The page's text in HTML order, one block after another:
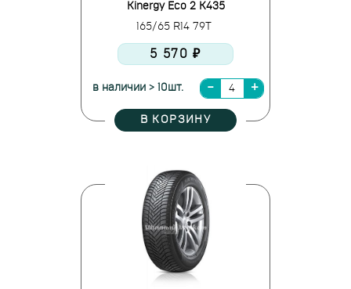
Kinergy Eco 2 K435
165/65 R14 79T
5 570 ₽
в наличии > 10шт.
В КОРЗИНУ